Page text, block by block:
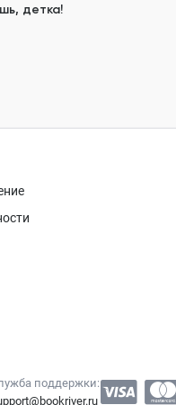
детка!
поддержки: